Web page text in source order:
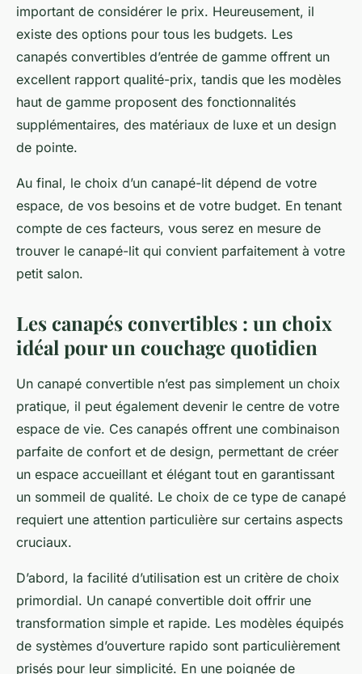
important de considérer le prix. Heureusement, il
existe des options pour tous les budgets. Les
canapés convertibles d’entrée de gamme offrent un
excellent rapport qualité-prix, tandis que les modèles
haut de gamme proposent des fonctionnalités
supplémentaires, des matériaux de luxe et un design
de pointe.
Au final, le choix d’un canapé-lit dépend de votre
espace, de vos besoins et de votre budget. En tenant
compte de ces facteurs, vous serez en mesure de
trouver le canapé-lit qui convient parfaitement à votre
petit salon.
Les canapés convertibles : un choix
idéal pour un couchage quotidien
Un canapé convertible n’est pas simplement un choix
pratique, il peut également devenir le centre de votre
espace de vie. Ces canapés offrent une combinaison
parfaite de confort et de design, permettant de créer
un espace accueillant et élégant tout en garantissant
un sommeil de qualité. Le choix de ce type de canapé
requiert une attention particulière sur certains aspects
cruciaux.
D’abord, la facilité d’utilisation est un critère de choix
primordial. Un canapé convertible doit offrir une
transformation simple et rapide. Les modèles équipés
de systèmes d’ouverture rapido sont particulièrement
prisés pour leur simplicité. En une poignée de